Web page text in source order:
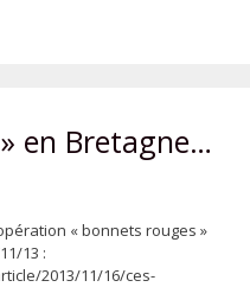
en Bretagne…
« bonnets rouges »
13 :
2013/11/16/ces-